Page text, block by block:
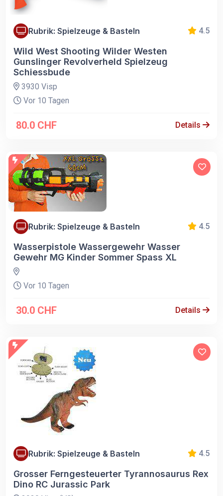
Rubrik: Spielzeuge & Basteln 4.5
Wild West Shooting Wilder Westen
Gunslinger Revolverheld Spielzeug
Schiessbude
3930 Visp
Vor 10 Tagen
80.0 CHF Details
Rubrik: Spielzeuge & Basteln 4.5
Wasserpistole Wassergewehr Wasser
Gewehr MG Kinder Sommer Spass XL
Vor 10 Tagen
30.0 CHF Details
Rubrik: Spielzeuge & Basteln 4.5
Grosser Ferngesteuerter Tyrannosaurus Rex
Dino RC Jurassic Park